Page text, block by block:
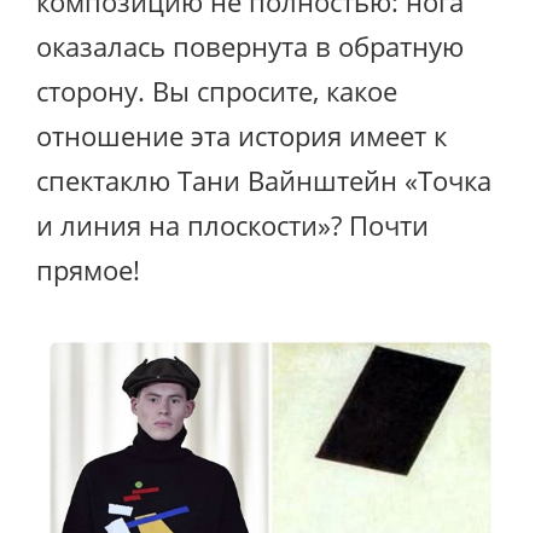
оказалась повернута в обратную
сторону. Вы спросите, какое
отношение эта история имеет к
спектаклю Тани Вайнштейн «Точка
и линия на плоскости»? Почти
прямое!